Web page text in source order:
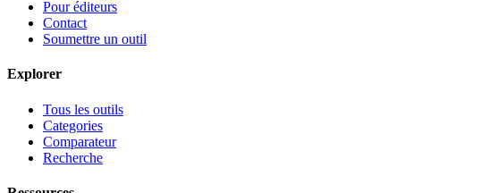
Pour éditeurs
Contact
Soumettre un outil
Explorer
Tous les outils
Categories
Comparateur
Recherche